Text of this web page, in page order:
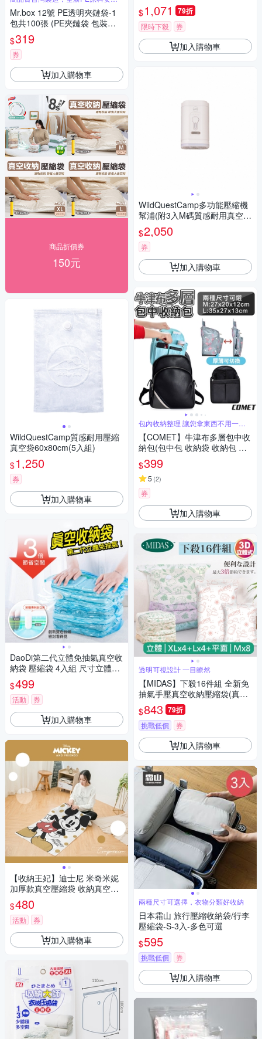
無異味
Mr.box 12號 PE透明夾鏈袋-1
包共100張 (PE夾鏈袋 包裝夾
鏈袋 食物夾鏈袋 分裝袋 密封袋
收納袋 飾品袋)
$319
券
加入購物車
商品折價券
150元
WildQuestCamp質感耐用壓縮
真空袋60x80cm(5入組)
$1,250
券
加入購物車
DaoDi第二代立體免抽氣真空收
納袋 壓縮袋 4入組 尺寸立體中
號/大號任選
$499
活動 券
加入購物車
【收納王妃】迪士尼 米奇米妮
加厚款真空壓縮袋 收納真空袋
旅行收納袋 四大四中+抽氣筒
(9件/組)
$480
活動 券
加入購物車
$1,071 79折
限時下殺 券
加入購物車
WildQuestCamp多功能壓縮機
幫浦(附3入M碼質感耐用真空
袋)
$2,050
券
加入購物車
包內收納整理 讓您拿東西不用一直
翻找
【COMET】牛津布多層包中收
納包(包中包 收納袋 收納包 袋
中袋 多功能收納/HD-ZW195)
$399
5 (2)
券
加入購物車
透明可視設計 一目瞭然
【MIDAS】下殺16件組 全新免
抽氣手壓真空收納壓縮袋(真空
壓縮/收納袋/旅行收納/手壓收
納)
$843 79折
挑戰低價 券
加入購物車
兩種尺寸可選擇，衣物分類好收納
日本霜山 旅行壓縮收納袋/行李
壓縮袋-S-3入-多色可選
$595
挑戰低價 券
加入購物車